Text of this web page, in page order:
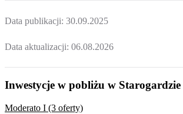
Data publikacji: 30.09.2025
Data aktualizacji: 06.08.2026
Inwestycje w pobliżu w
Moderato I (3 oferty)